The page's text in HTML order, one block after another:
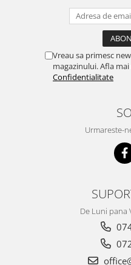
Vreau sa primesc
magazinului. Afla
Confidentialitate
Urmareste-
De Luni pana